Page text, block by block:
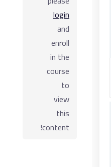
login
and
enroll
in the
course
to
view
this
content!